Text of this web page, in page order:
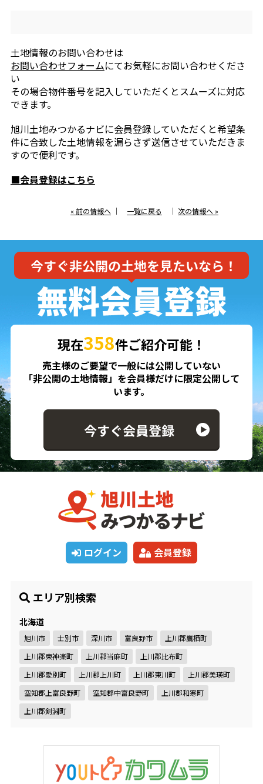
土地情報のお問い合わせは
お問い合わせフォームにてお気軽にお問い合わせくださ
い
その場合物件番号を記入していただくとスムーズに対応
できます。
旭川土地みつかるナビに会員登録していただくと希望条
件に合致した土地情報を漏らさず送信させていただきま
すので便利です。
■会員登録はこちら
« 前の情報へ ｜ 一覧に戻る ｜ 次の情報へ »
現在358件ご紹介可能！
売主様のご要望で一般には公開していない
「非公開の土地情報」を会員様だけに限定公開して
います。
ログイン 会員登録
エリア別検索
北海道
旭川市 士別市 深川市 富良野市
上川郡鷹栖町
上川郡東神楽町
上川郡当麻町
上川郡比布町
上川郡愛別町
上川郡上川町 上川郡東川町
上川郡美瑛町
空知郡上富良野町
空知郡中富良野町
上川郡和寒町
上川郡剣淵町